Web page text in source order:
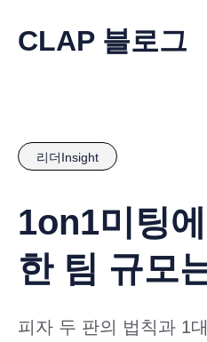
CLAP 블로그
리더Insight
1on1미팅
한 팀 규모
피자 두 판의 법칙과 1